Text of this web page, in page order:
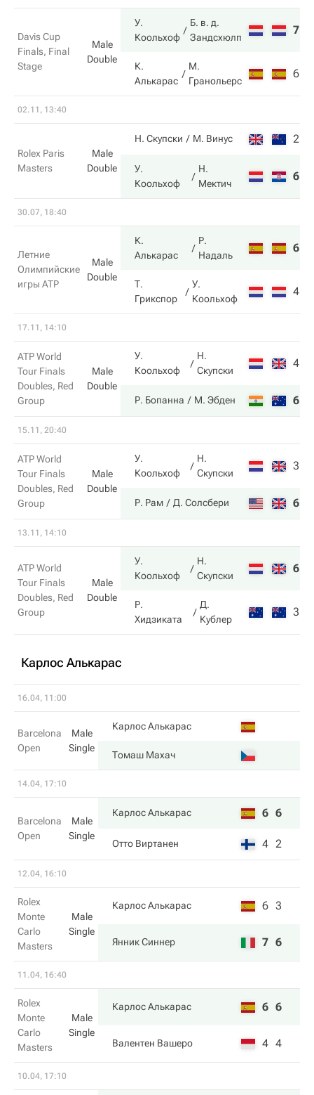
Davis Cup
Finals, Final
Stage
Male
Double
У.
Коольхоф
Б. в. д.
Зандсхюлп
7
К.
Алькарас
М.
Гранольерс
6
02.11, 13:40
Rolex Paris
Masters
Male
Double
Н. Скупски М. Винус 2
У.
Коольхоф
Н.
Мектич
6
30.07, 18:40
Летние
Олимпийские
игры ATP
Male
Double
К.
Алькарас
Р.
Надаль
6
Т.
Грикспор
У.
Коольхоф
4
17.11, 14:10
ATP World
Tour Finals
Doubles, Red
Group
Male
Double
У.
Коольхоф
Н.
Скупски
4
Р. Бопанна М. Эбден 6
15.11, 20:40
ATP World
Tour Finals
Doubles, Red
Group
Male
Double
У.
Коольхоф
Н.
Скупски
3
Р. Рам Д. Солсбери 6
13.11, 14:10
ATP World
Tour Finals
Doubles, Red
Group
Male
Double
У.
Коольхоф
Н.
Скупски
6
Р.
Хидзиката
Д.
Кублер
3
Карлос Алькарас
16.04, 11:00
Barcelona
Open
Male
Single
Карлос Алькарас
Томаш Махач
14.04, 17:10
Barcelona
Open
Male
Single
Карлос Алькарас 6 6
Отто Виртанен 4 2
12.04, 16:10
Rolex
Monte
Carlo
Masters
Male
Single
Карлос Алькарас 6 3
Янник Синнер 7 6
11.04, 16:40
Rolex
Monte
Carlo
Masters
Male
Single
Карлос Алькарас 6 6
Валентен Вашеро 4 4
10.04, 17:10